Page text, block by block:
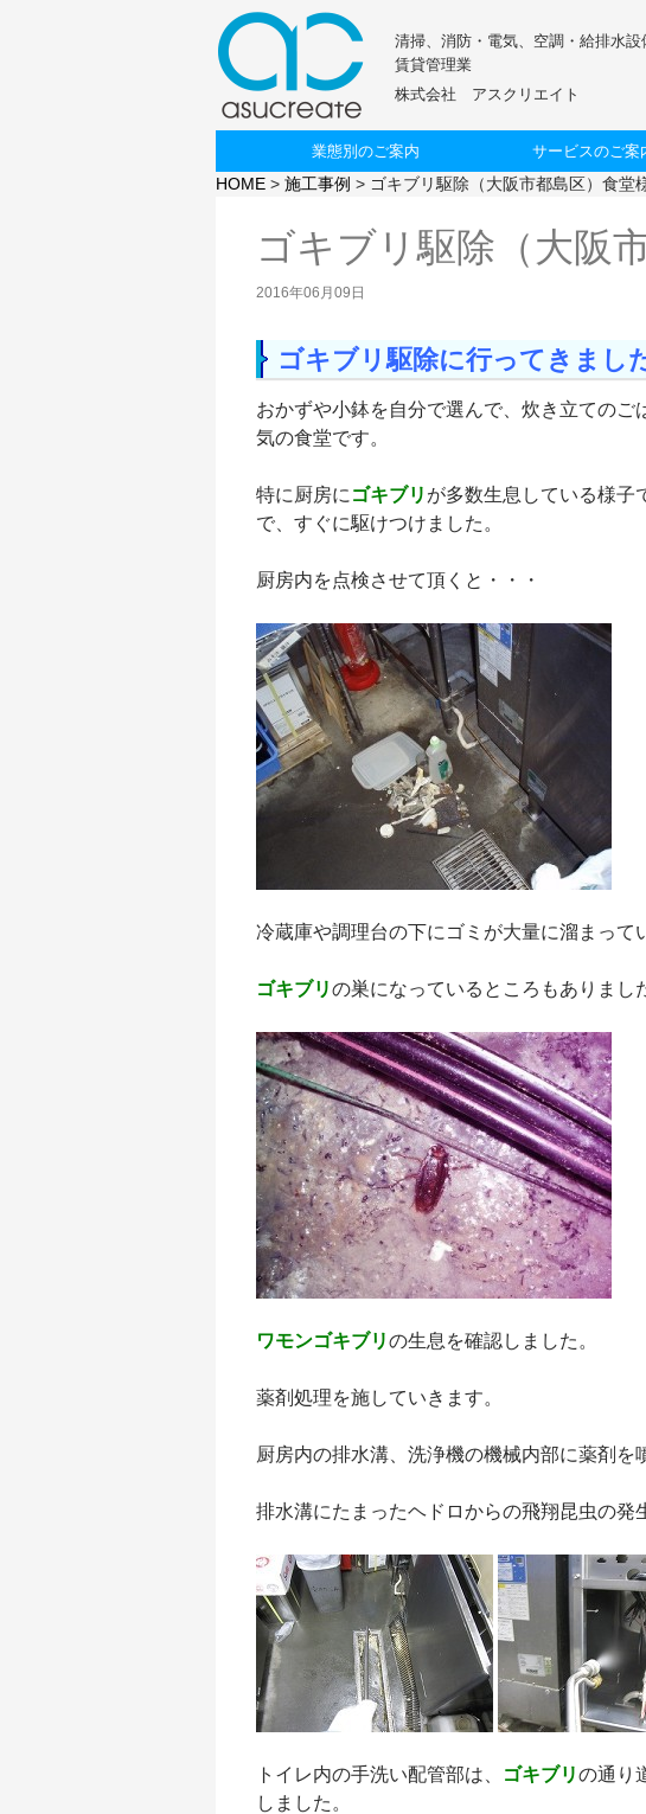
清掃、消防・電気、空調・給排水
賃貸管理業
株式会社 アスクリエイト
業態別のご案内 サービスのご案
HOME > 施工事例 > ゴキブリ駆除（大阪市都島区）食堂
ゴキブリ駆除（大阪
2016年06月09日
ゴキブリ駆除に行ってきまし
おかずや小鉢を自分で選んで、炊き立てのご
気の食堂です。
特に厨房に ゴキブリ が多数生息している様子
で、すぐに駆けつけました。
厨房内を点検させて頂くと・・・
冷蔵庫や調理台の下にゴミが大量に溜まって
ゴキブリの巣になっているところもありまし
ワモンゴキブリの生息を確認しました。
薬剤処理を施していきます。
厨房内の排水溝、洗浄機の機械内部に薬剤を
排水溝にたまったヘドロからの飛翔昆虫の発
トイレ内の手洗い配管部は、 ゴキブリの通り
しました。